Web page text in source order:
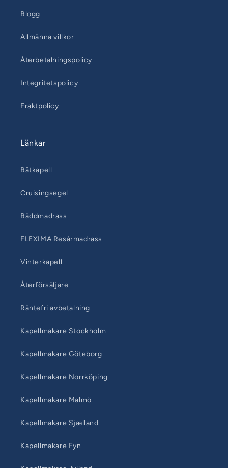
Blogg
Allmänna villkor
Återbetalningspolicy
Integritetspolicy
Fraktpolicy
Länkar
Båtkapell
Cruisingsegel
Bäddmadrass
FLEXIMA Resårmadrass
Vinterkapell
Återförsäljare
Räntefri avbetalning
Kapellmakare Stockholm
Kapellmakare Göteborg
Kapellmakare Norrköping
Kapellmakare Malmö
Kapellmakare Sjælland
Kapellmakare Fyn